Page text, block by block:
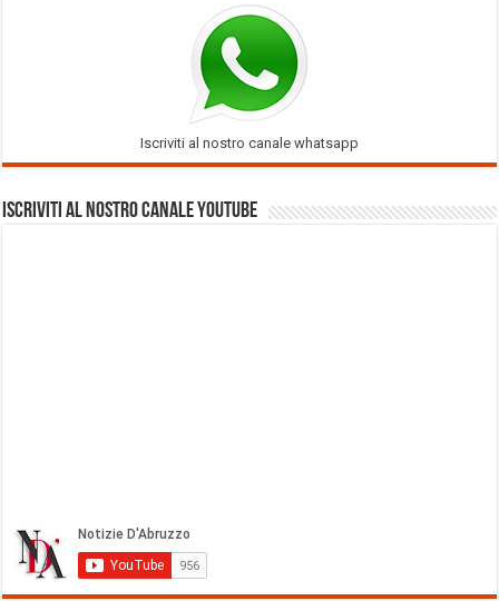
Iscriviti al nostro canale whatsapp
Iscriviti al nostro Canale Youtube